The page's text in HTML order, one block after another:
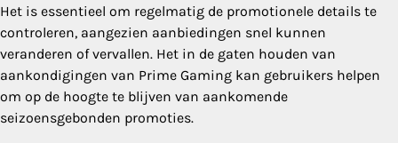
Het is essentieel om regelmatig de promotionele details te
controleren, aangezien aanbiedingen snel kunnen
veranderen of vervallen. Het in de gaten houden van
aankondigingen van Prime Gaming kan gebruikers helpen
om op de hoogte te blijven van aankomende
seizoensgebonden promoties.